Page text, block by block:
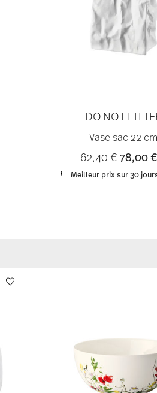
DO NOT
Vase sac 22
62,40 €Price
78,00
Meilleur prix sur 30